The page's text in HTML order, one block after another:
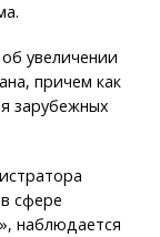
увеличении
причем как
зарубежных
сфере
наблюдается